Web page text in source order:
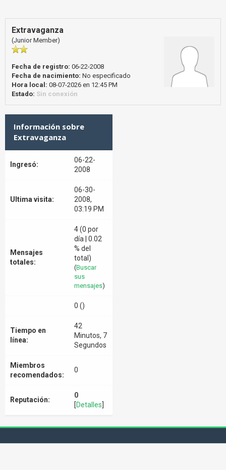
Extravaganza
(Junior Member)
Fecha de registro: 06-22-2008
Fecha de nacimiento: No especificado
Hora local: 08-07-2026 en 12:45 PM
Estado: Sin conexión
Información sobre
Extravaganza
Ingresó:
06-22-
2008
Ultima visita:
06-30-
2008,
03:19 PM
Mensajes
totales:
4 (0 por
día | 0.02
% del
total)
(Buscar
sus
mensajes)
0 ()
Tiempo en
línea:
42
Minutos, 7
Segundos
Miembros
recomendados:
0
Reputación:
0
[Detalles